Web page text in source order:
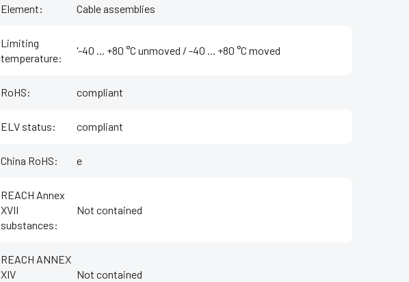
Element: Cable assemblies
Limiting
temperature:
'-40 ... +80 °C unmoved / -40 ... +80 °C moved
RoHS: compliant
ELV status: compliant
China RoHS: e
REACH Annex
XVII
substances:
Not contained
REACH ANNEX
XIV
Not contained